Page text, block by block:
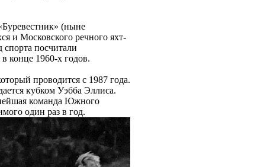
(ныне
и Московского речного яхт-
посчитали
конце 1960-х годов.
проводится с 1987 года.
кубком Уэбба Эллиса.
команда Южного
один раз в год.